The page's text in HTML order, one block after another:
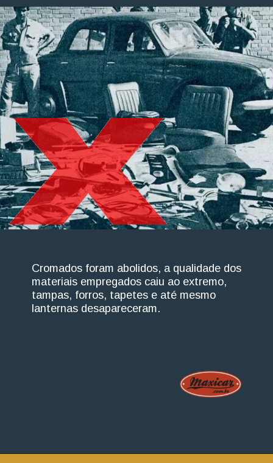
Cromados foram abolidos, a qualidade dos
materiais empregados caiu ao extremo,
tampas, forros, tapetes e até mesmo
lanternas desapareceram.